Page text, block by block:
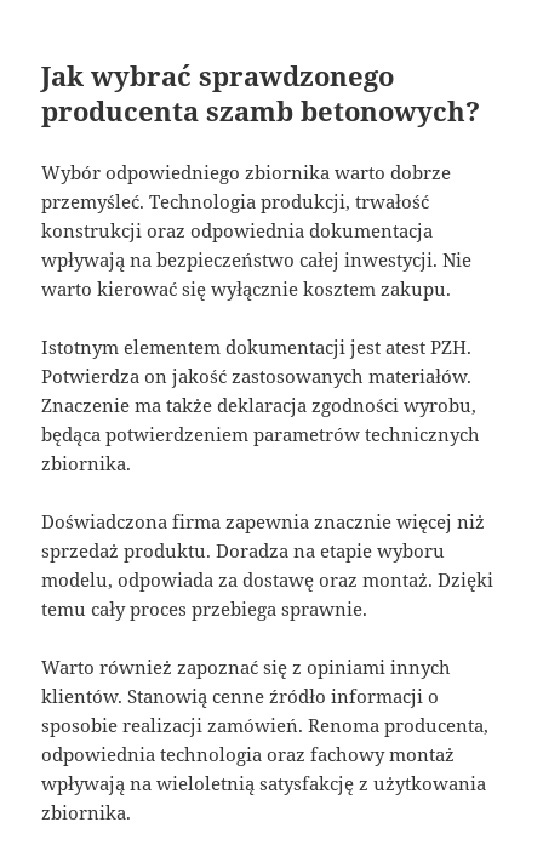
Jak wybrać sprawdzonego
producenta szamb betonowych?
Wybór odpowiedniego zbiornika warto dobrze
przemyśleć. Technologia produkcji, trwałość
konstrukcji oraz odpowiednia dokumentacja
wpływają na bezpieczeństwo całej inwestycji. Nie
warto kierować się wyłącznie kosztem zakupu.
Istotnym elementem dokumentacji jest atest PZH.
Potwierdza on jakość zastosowanych materiałów.
Znaczenie ma także deklaracja zgodności wyrobu,
będąca potwierdzeniem parametrów technicznych
zbiornika.
Doświadczona firma zapewnia znacznie więcej niż
sprzedaż produktu. Doradza na etapie wyboru
modelu, odpowiada za dostawę oraz montaż. Dzięki
temu cały proces przebiega sprawnie.
Warto również zapoznać się z opiniami innych
klientów. Stanowią cenne źródło informacji o
sposobie realizacji zamówień. Renoma producenta,
odpowiednia technologia oraz fachowy montaż
wpływają na wieloletnią satysfakcję z użytkowania
zbiornika.